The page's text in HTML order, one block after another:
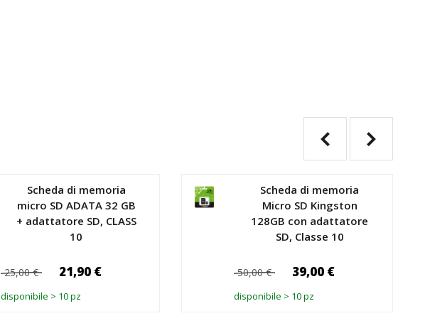
Scheda di memoria
micro SD ADATA 32 GB
+ adattatore SD, CLASS
10
25,00 € 21,90 €
disponibile > 10 pz
Scheda di memoria
Micro SD Kingston
128GB con adattatore
SD, Classe 10
50,00 € 39,00 €
disponibile > 10 pz